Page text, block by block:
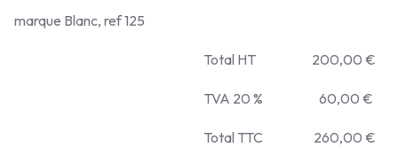
marque Blanc, ref 125
Total HT 200,00 €
TVA 20 % 60,00 €
Total TTC 260,00 €